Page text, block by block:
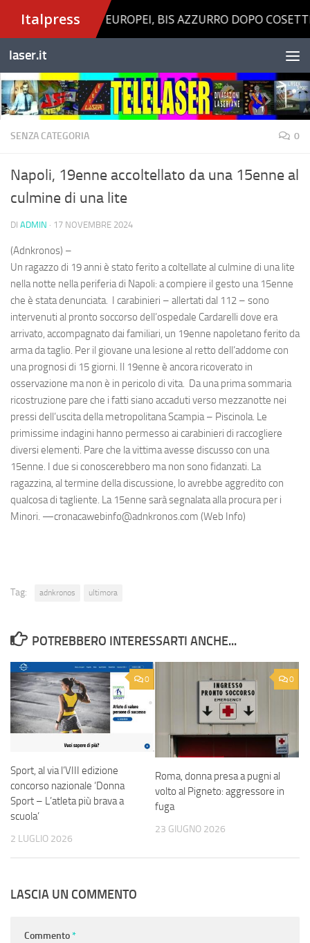
Salta al contenuto
laser.it
SENZA CATEGORIA 0
Napoli, 19enne accoltellato da una 15enne al
culmine di una lite
DI ADMIN · 17 NOVEMBRE 2024
(Adnkronos) –
Un ragazzo di 19 anni è stato ferito a coltellate al culmine di una lite
nella notte nella periferia di Napoli: a compiere il gesto una 15enne
che è stata denunciata. I carabinieri – allertati dal 112 – sono
intervenuti al pronto soccorso dell’ospedale Cardarelli dove era
arrivato, accompagnato dai familiari, un 19enne napoletano ferito da
arma da taglio. Per il giovane una lesione al retto dell’addome con
una prognosi di 15 giorni. Il 19enne è ancora ricoverato in
osservazione ma non è in pericolo di vita. Da una prima sommaria
ricostruzione pare che i fatti siano accaduti verso mezzanotte nei
pressi dell’uscita della metropolitana Scampia – Piscinola. Le
primissime indagini hanno permesso ai carabinieri di raccogliere
diversi elementi. Pare che la vittima avesse discusso con una
15enne. I due si conoscerebbero ma non sono fidanzati. La
ragazzina, al termine della discussione, lo avrebbe aggredito con
qualcosa di tagliente. La 15enne sarà segnalata alla procura per i
Minori. —cronacawebinfo@adnkronos.com (Web Info)
Tag: adnkronos ultimora
POTREBBERO INTERESSARTI ANCHE...
0
Sport, al via l’VIII edizione
concorso nazionale ‘Donna
Sport – L’atleta più brava a
scuola’
2 LUGLIO 2026
0
Roma, donna presa a pugni al
volto al Pigneto: aggressore in
fuga
23 GIUGNO 2026
LASCIA UN COMMENTO
Commento*